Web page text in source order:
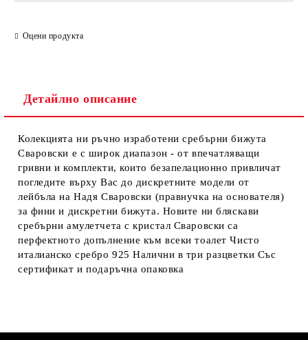
Оцени продукта
Детайлно описание
Колекцията ни ръчно изработени сребърни бижута
Сваровски е с широк диапазон - от впечатляващи
гривни и комплекти, които безапелационно привличат
погледите върху Вас до дискретните модели от
лейбъла на Надя Сваровски (правнучка на основателя)
за фини и дискретни бижута. Новите ни бляскави
сребърни амулетчета с кристал Сваровски са
перфектното допълнение към всеки тоалет Чисто
италианско сребро 925 Налични в три разцветки Със
сертификат и подаръчна опаковка